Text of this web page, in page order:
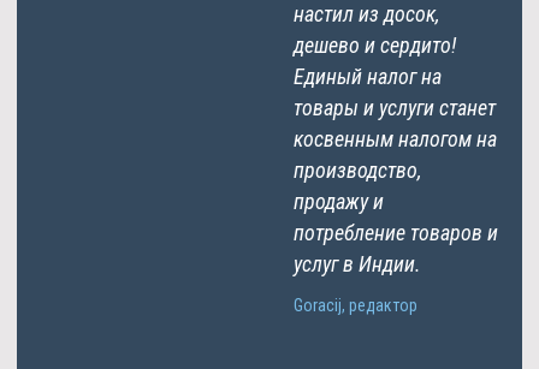
настил из досок,
дешево и сердито!
Единый налог на
товары и услуги станет
косвенным налогом на
производство,
продажу и
потребление товаров и
услуг в Индии.
Goracij, редактор